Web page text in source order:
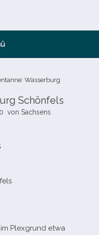
Wasserburg
Schönfels
von Sachsens
Plexgrund etwa